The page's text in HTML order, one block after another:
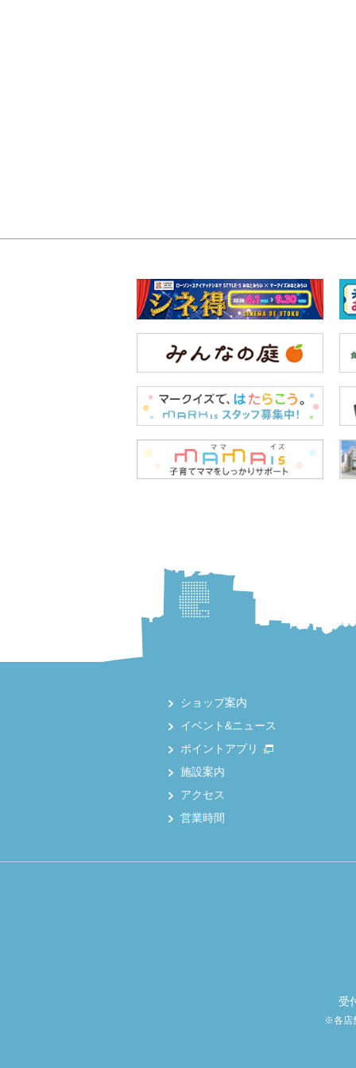
ショップ案内
イベント&ニュース
ポイントアプリ
施設案内
アクセス
営業時間
受
※各店